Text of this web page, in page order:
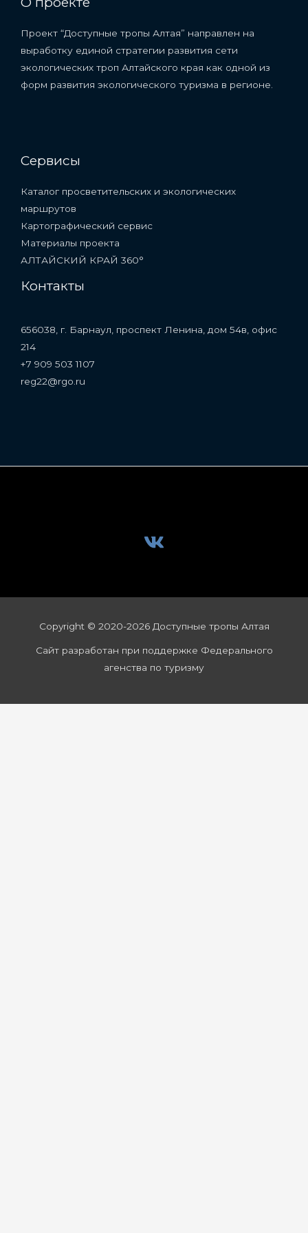
Проект “Доступные тропы Алтая” направлен на
выработку единой стратегии развития сети
экологических троп Алтайского края как одной из
форм развития экологического туризма в регионе.
Сервисы
Каталог просветительских и экологических
маршрутов
Картографический сервис
Материалы проекта
АЛТАЙСКИЙ КРАЙ 360°
Контакты
656038, г. Барнаул, проспект Ленина, дом 54в, офис
214
+7 909 503 1107
reg22@rgo.ru
Copyright © 2020-2026 Доступные тропы Алтая
Сайт разработан при поддержке Федерального
агенства по туризму